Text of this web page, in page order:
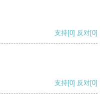
支持[0] 反对[0]
支持[0] 反对[0]